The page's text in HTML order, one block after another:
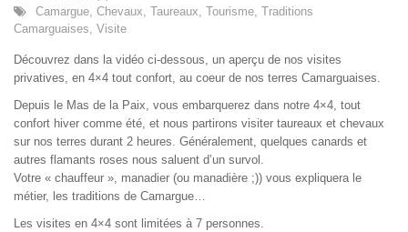
Camargue, Chevaux, Taureaux, Tourisme, Traditions
Camarguaises, Visite
Découvrez dans la vidéo ci-dessous, un aperçu de nos visites
privatives, en 4×4 tout confort, au coeur de nos terres Camarguaises.
Depuis le Mas de la Paix, vous embarquerez dans notre 4×4, tout
confort hiver comme été, et nous partirons visiter taureaux et chevaux
sur nos terres durant 2 heures. Généralement, quelques canards et
autres flamants roses nous saluent d’un survol.
Votre « chauffeur », manadier (ou manadière ;)) vous expliquera le
métier, les traditions de Camargue…
Les visites en 4×4 sont limitées à 7 personnes.
votre intérêt et
votre
comportement
visitez notre
site, vous
augmentez les
chances de
voir du
contenu et des
offres